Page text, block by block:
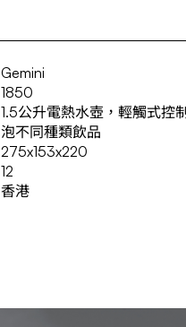
Gemini
1850
1.5公升電熱水壺，輕觸式控
泡不同種類飲品
275x153x220
12
香港